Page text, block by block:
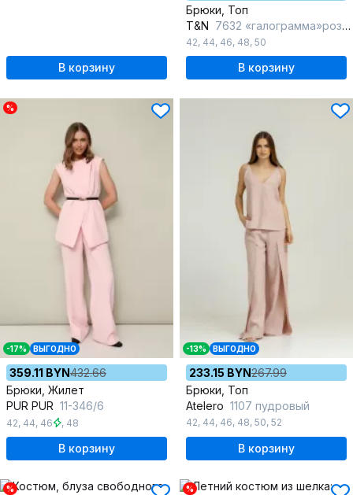
В корзину
Брюки, Топ
T&N 7632 «галограмма»розовый+белый
42, 44, 46, 48, 50
В корзину
%
-17% ВЫГОДНО
359.11 BYN432.66
Брюки, Жилет
PUR PUR 11-346/6
42, 44, 46 , 48
В корзину
-13% ВЫГОДНО
233.15 BYN267.99
Брюки, Топ
Atelero 1107 пудровый
42, 44, 46, 48, 50, 52
В корзину
% %